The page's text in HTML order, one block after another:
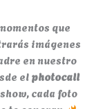
que
imágenes
en nuestro
elphotocall
cada foto